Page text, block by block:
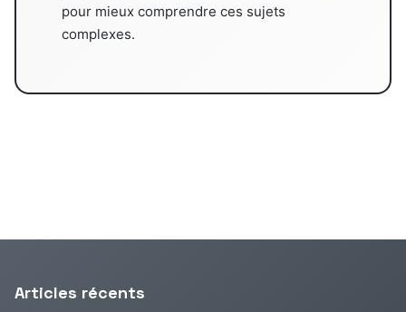
pour mieux comprendre ces sujets
complexes.
Articles récents